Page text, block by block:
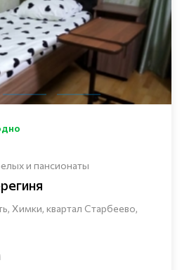
и пансионаты
Химки, квартал Старбеево,